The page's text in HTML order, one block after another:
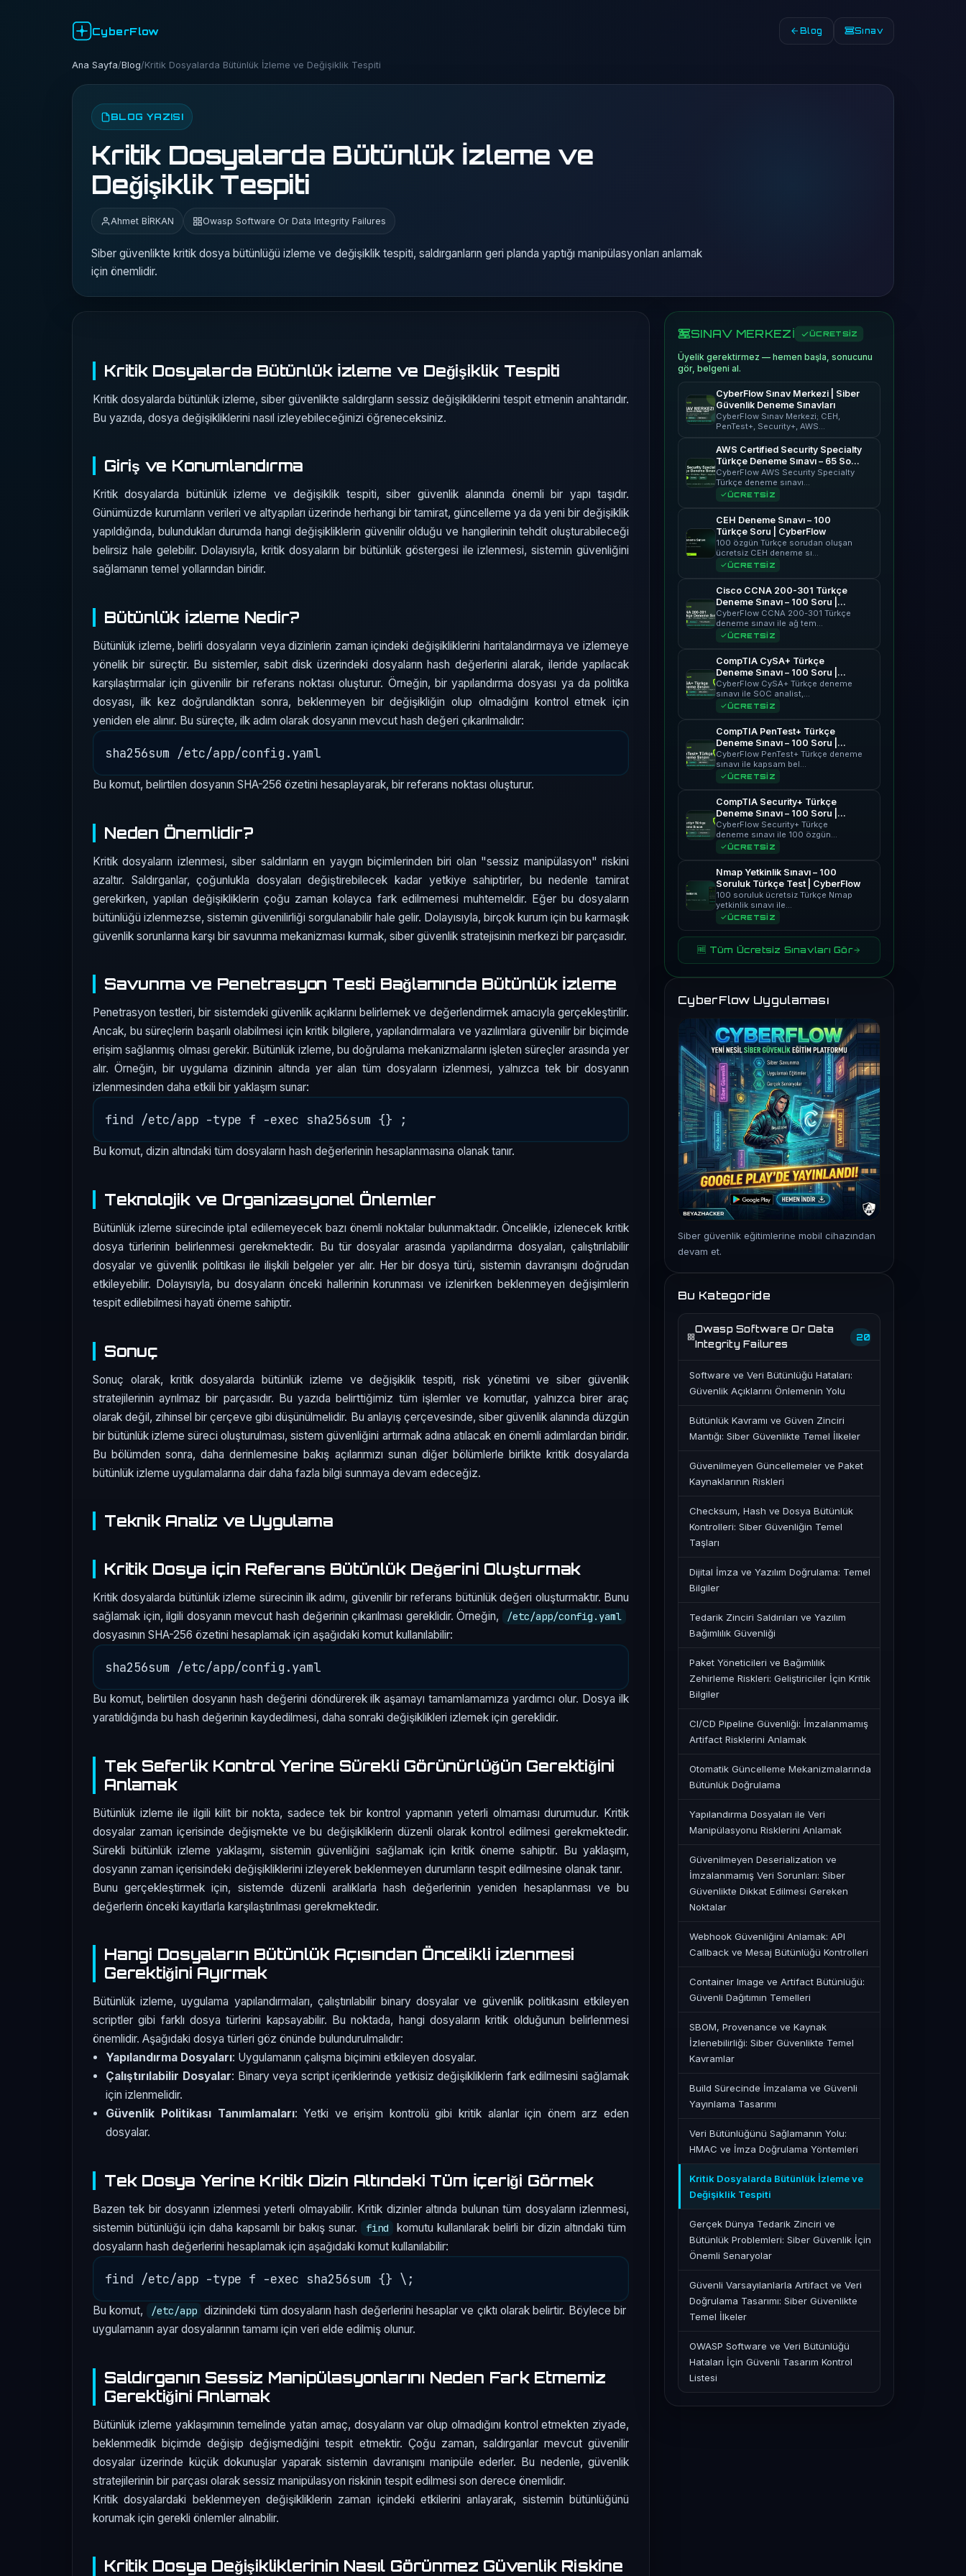
CyberFlow Blog Sınav
Ana Sayfa/Blog/Kritik Dosyalarda Bütünlük İzleme ve Değişiklik Tespiti
BLOG YAZISI
Kritik Dosyalarda Bütünlük İzleme ve
Değişiklik Tespiti
Ahmet BİRKAN Owasp Software Or Data Integrity Failures
Siber güvenlikte kritik dosya bütünlüğü izleme ve değişiklik tespiti, saldırganların geri planda yaptığı manipülasyonları anlamak
için önemlidir.
Kritik Dosyalarda Bütünlük İzleme ve Değişiklik Tespiti
Kritik dosyalarda bütünlük izleme, siber güvenlikte saldırgların sessiz değişikliklerini tespit etmenin anahtarıdır.
Bu yazıda, dosya değişikliklerini nasıl izleyebileceğinizi öğreneceksiniz.
Giriş ve Konumlandırma
Kritik dosyalarda bütünlük izleme ve değişiklik tespiti, siber güvenlik alanında önemli bir yapı taşıdır.
Günümüzde kurumların verileri ve altyapıları üzerinde herhangi bir tamirat, güncelleme ya da yeni bir değişiklik
yapıldığında, bulundukları durumda hangi değişikliklerin güvenilir olduğu ve hangilerinin tehdit oluşturabileceği
belirsiz hale gelebilir. Dolayısıyla, kritik dosyaların bir bütünlük göstergesi ile izlenmesi, sistemin güvenliğini
sağlamanın temel yollarından biridir.
Bütünlük İzleme Nedir?
Bütünlük izleme, belirli dosyaların veya dizinlerin zaman içindeki değişikliklerini haritalandırmaya ve izlemeye
yönelik bir süreçtir. Bu sistemler, sabit disk üzerindeki dosyaların hash değerlerini alarak, ileride yapılacak
karşılaştırmalar için güvenilir bir referans noktası oluşturur. Örneğin, bir yapılandırma dosyası ya da politika
dosyası, ilk kez doğrulandıktan sonra, beklenmeyen bir değişikliğin olup olmadığını kontrol etmek için
yeniden ele alınır. Bu süreçte, ilk adım olarak dosyanın mevcut hash değeri çıkarılmalıdır:
Bu komut, belirtilen dosyanın SHA-256 özetini hesaplayarak, bir referans noktası oluşturur.
Neden Önemlidir?
Kritik dosyaların izlenmesi, siber saldırıların en yaygın biçimlerinden biri olan "sessiz manipülasyon" riskini
azaltır. Saldırganlar, çoğunlukla dosyaları değiştirebilecek kadar yetkiye sahiptirler, bu nedenle tamirat
gerekirken, yapılan değişikliklerin çoğu zaman kolayca fark edilmemesi muhtemeldir. Eğer bu dosyaların
bütünlüğü izlenmezse, sistemin güvenilirliği sorgulanabilir hale gelir. Dolayısıyla, birçok kurum için bu karmaşık
güvenlik sorunlarına karşı bir savunma mekanizması kurmak, siber güvenlik stratejisinin merkezi bir parçasıdır.
Savunma ve Penetrasyon Testi Bağlamında Bütünlük İzleme
Penetrasyon testleri, bir sistemdeki güvenlik açıklarını belirlemek ve değerlendirmek amacıyla gerçekleştirilir.
Ancak, bu süreçlerin başarılı olabilmesi için kritik bilgilere, yapılandırmalara ve yazılımlara güvenilir bir biçimde
erişim sağlanmış olması gerekir. Bütünlük izleme, bu doğrulama mekanizmalarını işleten süreçler arasında yer
alır. Örneğin, bir uygulama dizininin altında yer alan tüm dosyaların izlenmesi, yalnızca tek bir dosyanın
izlenmesinden daha etkili bir yaklaşım sunar:
Bu komut, dizin altındaki tüm dosyaların hash değerlerinin hesaplanmasına olanak tanır.
Teknolojik ve Organizasyonel Önlemler
Bütünlük izleme sürecinde iptal edilemeyecek bazı önemli noktalar bulunmaktadır. Öncelikle, izlenecek kritik
dosya türlerinin belirlenmesi gerekmektedir. Bu tür dosyalar arasında yapılandırma dosyaları, çalıştırılabilir
dosyalar ve güvenlik politikası ile ilişkili belgeler yer alır. Her bir dosya türü, sistemin davranışını doğrudan
etkileyebilir. Dolayısıyla, bu dosyaların önceki hallerinin korunması ve izlenirken beklenmeyen değişimlerin
tespit edilebilmesi hayati öneme sahiptir.
Sonuç
Sonuç olarak, kritik dosyalarda bütünlük izleme ve değişiklik tespiti, risk yönetimi ve siber güvenlik
stratejilerinin ayrılmaz bir parçasıdır. Bu yazıda belirttiğimiz tüm işlemler ve komutlar, yalnızca birer araç
olarak değil, zihinsel bir çerçeve gibi düşünülmelidir. Bu anlayış çerçevesinde, siber güvenlik alanında düzgün
bir bütünlük izleme süreci oluşturulması, sistem güvenliğini artırmak adına atılacak en önemli adımlardan biridir.
Bu bölümden sonra, daha derinlemesine bakış açılarımızı sunan diğer bölümlerle birlikte kritik dosyalarda
bütünlük izleme uygulamalarına dair daha fazla bilgi sunmaya devam edeceğiz.
Teknik Analiz ve Uygulama
Kritik Dosya İçin Referans Bütünlük Değerini Oluşturmak
Kritik dosyalarda bütünlük izleme sürecinin ilk adımı, güvenilir bir referans bütünlük değeri oluşturmaktır. Bunu
sağlamak için, ilgili dosyanın mevcut hash değerinin çıkarılması gereklidir. Örneğin,
/etc/app/config.yaml
dosyasının SHA-256 özetini hesaplamak için aşağıdaki komut kullanılabilir:
Bu komut, belirtilen dosyanın hash değerini döndürerek ilk aşamayı tamamlamamıza yardımcı olur. Dosya ilk
yaratıldığında bu hash değerinin kaydedilmesi, daha sonraki değişiklikleri izlemek için gereklidir.
Tek Seferlik Kontrol Yerine Sürekli Görünürlüğün Gerektiğini
Anlamak
Bütünlük izleme ile ilgili kilit bir nokta, sadece tek bir kontrol yapmanın yeterli olmaması durumudur. Kritik
dosyalar zaman içerisinde değişmekte ve bu değişikliklerin düzenli olarak kontrol edilmesi gerekmektedir.
Sürekli bütünlük izleme yaklaşımı, sistemin güvenliğini sağlamak için kritik öneme sahiptir. Bu yaklaşım,
dosyanın zaman içerisindeki değişikliklerini izleyerek beklenmeyen durumların tespit edilmesine olanak tanır.
Bunu gerçekleştirmek için, sistemde düzenli aralıklarla hash değerlerinin yeniden hesaplanması ve bu
değerlerin önceki kayıtlarla karşılaştırılması gerekmektedir.
Hangi Dosyaların Bütünlük Açısından Öncelikli İzlenmesi
Gerektiğini Ayırmak
Bütünlük izleme, uygulama yapılandırmaları, çalıştırılabilir binary dosyalar ve güvenlik politikasını etkileyen
scriptler gibi farklı dosya türlerini kapsayabilir. Bu noktada, hangi dosyaların kritik olduğunun belirlenmesi
önemlidir. Aşağıdaki dosya türleri göz önünde bulundurulmalıdır:
Yapılandırma Dosyaları: Uygulamanın çalışma biçimini etkileyen dosyalar.
Çalıştırılabilir Dosyalar: Binary veya script içeriklerinde yetkisiz değişikliklerin fark edilmesini sağlamak
için izlenmelidir.
Güvenlik Politikası Tanımlamaları: Yetki ve erişim kontrolü gibi kritik alanlar için önem arz eden
dosyalar.
Tek Dosya Yerine Kritik Dizin Altındaki Tüm İçeriği Görmek
Bazen tek bir dosyanın izlenmesi yeterli olmayabilir. Kritik dizinler altında bulunan tüm dosyaların izlenmesi,
sistemin bütünlüğü için daha kapsamlı bir bakış sunar.
find
komutu kullanılarak belirli bir dizin altındaki tüm
dosyaların hash değerlerini hesaplamak için aşağıdaki komut kullanılabilir:
Bu komut, /etc/app dizinindeki tüm dosyaların hash değerlerini hesaplar ve çıktı olarak belirtir. Böylece bir
uygulamanın ayar dosyalarının tamamı için veri elde edilmiş olunur.
Saldırganın Sessiz Manipülasyonlarını Neden Fark Etmemiz
Gerektiğini Anlamak
Bütünlük izleme yaklaşımının temelinde yatan amaç, dosyaların var olup olmadığını kontrol etmekten ziyade,
beklenmedik biçimde değişip değişmediğini tespit etmektir. Çoğu zaman, saldırganlar mevcut güvenilir
dosyalar üzerinde küçük dokunuşlar yaparak sistemin davranışını manipüle ederler. Bu nedenle, güvenlik
stratejilerinin bir parçası olarak sessiz manipülasyon riskinin tespit edilmesi son derece önemlidir.
Kritik dosyalardaki beklenmeyen değişikliklerin zaman içindeki etkilerini anlayarak, sistemin bütünlüğünü
korumak için gerekli önlemler alınabilir.
Kritik Dosya Değişikliklerinin Nasıl Görünmez Güvenlik Riskine
SINAV MERKEZİ ÜCRETSİZ
Üyelik gerektirmez — hemen başla, sonucunu
gör, belgeni al.
CyberFlow Sınav Merkezi | Siber
Güvenlik Deneme Sınavları
CyberFlow Sınav Merkezi; CEH,
PenTest+, Security+, AWS…
AWS Certified Security Specialty
Türkçe Deneme Sınavı – 65 Soru
| CyberFlow
CyberFlow AWS Security Specialty
Türkçe deneme sınavı…
ÜCRETSİZ
CEH Deneme Sınavı – 100
Türkçe Soru | CyberFlow
100 özgün Türkçe sorudan oluşan
ücretsiz CEH deneme sı…
ÜCRETSİZ
Cisco CCNA 200-301 Türkçe
Deneme Sınavı – 100 Soru |
CyberFlow
CyberFlow CCNA 200-301 Türkçe
deneme sınavı ile ağ tem…
ÜCRETSİZ
CompTIA CySA+ Türkçe
Deneme Sınavı – 100 Soru |
CyberFlow
CyberFlow CySA+ Türkçe deneme
sınavı ile SOC analist,…
ÜCRETSİZ
CompTIA PenTest+ Türkçe
Deneme Sınavı – 100 Soru |
CyberFlow
CyberFlow PenTest+ Türkçe deneme
sınavı ile kapsam bel…
ÜCRETSİZ
CompTIA Security+ Türkçe
Deneme Sınavı – 100 Soru |
CyberFlow
CyberFlow Security+ Türkçe
deneme sınavı ile 100 özgün…
ÜCRETSİZ
Nmap Yetkinlik Sınavı – 100
Soruluk Türkçe Test | CyberFlow
100 soruluk ücretsiz Türkçe Nmap
yetkinlik sınavı ile…
ÜCRETSİZ
🆓 Tüm Ücretsiz Sınavları Gör
CyberFlow Uygulaması
Siber güvenlik eğitimlerine mobil cihazından
devam et.
Bu Kategoride
Owasp Software Or Data
Integrity Failures
20
Software ve Veri Bütünlüğü Hataları:
Güvenlik Açıklarını Önlemenin Yolu
Bütünlük Kavramı ve Güven Zinciri
Mantığı: Siber Güvenlikte Temel İlkeler
Güvenilmeyen Güncellemeler ve Paket
Kaynaklarının Riskleri
Checksum, Hash ve Dosya Bütünlük
Kontrolleri: Siber Güvenliğin Temel
Taşları
Dijital İmza ve Yazılım Doğrulama: Temel
Bilgiler
Tedarik Zinciri Saldırıları ve Yazılım
Bağımlılık Güvenliği
Paket Yöneticileri ve Bağımlılık
Zehirleme Riskleri: Geliştiriciler İçin Kritik
Bilgiler
CI/CD Pipeline Güvenliği: İmzalanmamış
Artifact Risklerini Anlamak
Otomatik Güncelleme Mekanizmalarında
Bütünlük Doğrulama
Yapılandırma Dosyaları ile Veri
Manipülasyonu Risklerini Anlamak
Güvenilmeyen Deserialization ve
İmzalanmamış Veri Sorunları: Siber
Güvenlikte Dikkat Edilmesi Gereken
Noktalar
Webhook Güvenliğini Anlamak: API
Callback ve Mesaj Bütünlüğü Kontrolleri
Container Image ve Artifact Bütünlüğü:
Güvenli Dağıtımın Temelleri
SBOM, Provenance ve Kaynak
İzlenebilirliği: Siber Güvenlikte Temel
Kavramlar
Build Sürecinde İmzalama ve Güvenli
Yayınlama Tasarımı
Veri Bütünlüğünü Sağlamanın Yolu:
HMAC ve İmza Doğrulama Yöntemleri
Kritik Dosyalarda Bütünlük İzleme ve
Değişiklik Tespiti
Gerçek Dünya Tedarik Zinciri ve
Bütünlük Problemleri: Siber Güvenlik İçin
Önemli Senaryolar
Güvenli Varsayılanlarla Artifact ve Veri
Doğrulama Tasarımı: Siber Güvenlikte
Temel İlkeler
OWASP Software ve Veri Bütünlüğü
Hataları İçin Güvenli Tasarım Kontrol
Listesi